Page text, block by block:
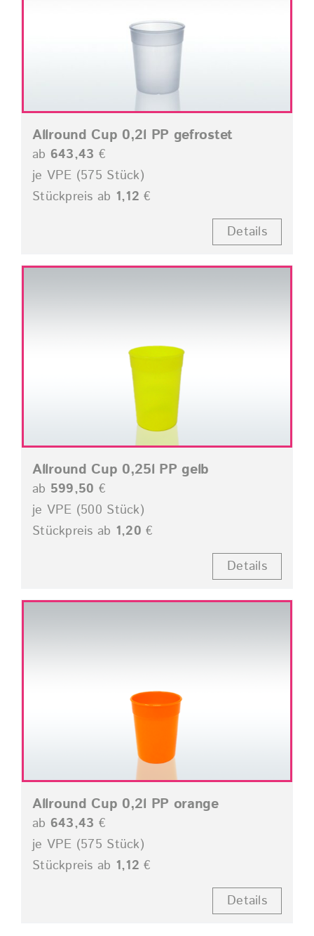
Allround Cup 0,2l PP gefrostet
ab 643,43 €
je VPE (575 Stück)
Stückpreis ab 1,12 €
Details
Allround Cup 0,25l PP gelb
ab 599,50 €
je VPE (500 Stück)
Stückpreis ab 1,20 €
Details
Allround Cup 0,2l PP orange
ab 643,43 €
je VPE (575 Stück)
Stückpreis ab 1,12 €
Details